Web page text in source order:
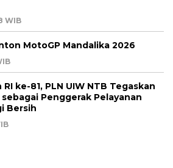
WIB
MotoGP Mandalika 2026
ke-81, PLN UIW NTB Tegaskan
Penggerak Pelayanan
Bersih